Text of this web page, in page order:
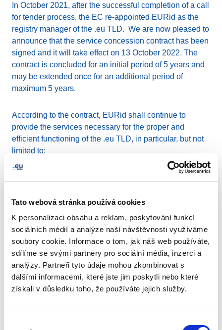
Tato webová stránka používá cookies
K personalizaci obsahu a reklam, poskytování funkcí
sociálních médií a analýze naší návštěvnosti využíváme
soubory cookie. Informace o tom, jak náš web používáte,
sdílíme se svými partnery pro sociální média, inzerci a
analýzy. Partneři tyto údaje mohou zkombinovat s
dalšími informacemi, které jste jim poskytli nebo které
získali v důsledku toho, že používáte jejich služby.
In October 2021, after the successful completion of a call
for tender process, the EC re-appointed EURid as the
registry manager of the .eu TLD. We are now pleased to
announce that the service concession contract has been
signed and it will take effect on 13 October 2022. The
contract is concluded for an initial period of 5 years and
may be extended once for an additional period of
maximum 5 years.
According to the contract, EURid shall continue to
provide the services necessary for the proper and
efficient functioning of the .eu TLD, in particular, but not
limited to:
implementation of appropriate security measures to
guarantee that the .eu TLD is available at all times
and has a high level of data confidentiality, integrity
and availability;
maintenance of an accurate and up-to-date
registration database for all .eu TLD registrations;
maintenance of an accurate and up-to-date
database of .eu TLD accredited registrars;
with up-to-date policy and registration information,